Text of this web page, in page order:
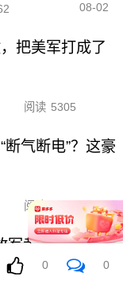
08-02
把美军打成了
阅读 5305
气断电”？这豪
阅读 4452
军黄岩岛亮剑
0 0